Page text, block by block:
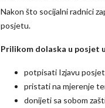
Nakon što socijalni radnici
posjetu.
Prilikom dolaska u posjet
potpisati Izjavu
pristati na mjerenje
donijeti sa sobom